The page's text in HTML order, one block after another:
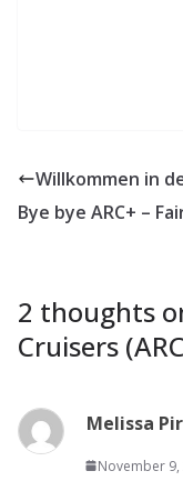
Willkommen in
Bye bye ARC+ –
2 thoughts
Cruisers
Melissa
November 9,